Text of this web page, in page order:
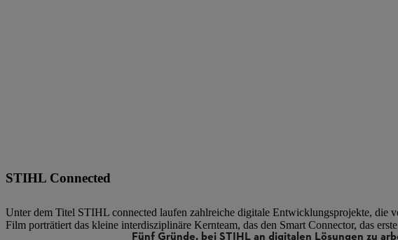
STIHL Connected
Unter dem Titel STIHL connected laufen zahlreiche digitale Entwicklungsprojekte, die
Film porträtiert das kleine interdisziplinäre Kernteam, das den Smart Connector, das